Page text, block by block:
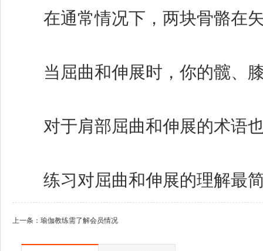
在通常情况下，两块骨骼在矢
当屈曲和伸展时，你的髋、膝
对于肩部屈曲和伸展的术语也
练习对屈曲和伸展的理解最简
上一条： 瑜伽教练需了解会员情况